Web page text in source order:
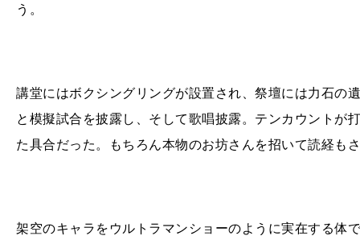
う。
講堂にはボクシングリングが設置され、祭壇には力石の
と模擬試合を披露し、そして歌唱披露。テンカウントが
た具合だった。もちろん本物のお坊さんを招いて読経も
架空のキャラをウルトラマンショーのように実在する体